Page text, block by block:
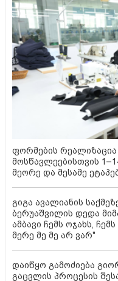
ფორმების
მოსწავლეებისთვის
მეორე და მესამე
გიგა ავალიანის
ბერუაშვილის დედა
ამბავი ჩემს ოჯახს,
მერე მე მე არ ვარ"
დაიწყო გამოძიება
გაცვლის პროცესის